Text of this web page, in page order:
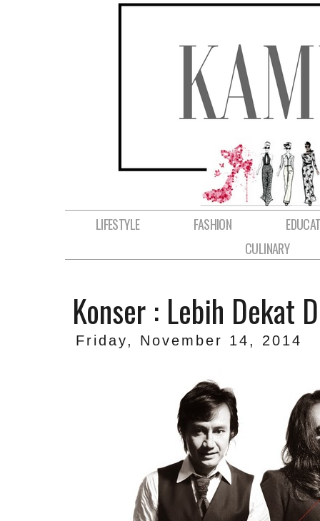
LIFESTYLE FASHION
CULINARY
Konser : Lebih Dekat
Friday, November 14, 2014